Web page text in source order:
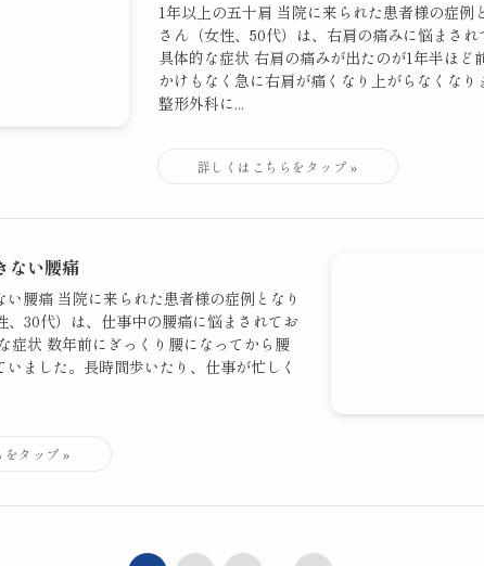
1年以上の五十肩 当院に来られた患者様の症例
さん（女性、50代）は、右肩の痛みに悩まされ
具体的な症状 右肩の痛みが出たのが1年半ほど
かけもなく急に右肩が痛くなり上がらなくなり
整形外科に...
ない腰痛
い腰痛 当院に来られた患者様の症例となり
、30代）は、仕事中の腰痛に悩まされてお
症状 数年前にぎっくり腰になってから腰
いました。長時間歩いたり、仕事が忙しく